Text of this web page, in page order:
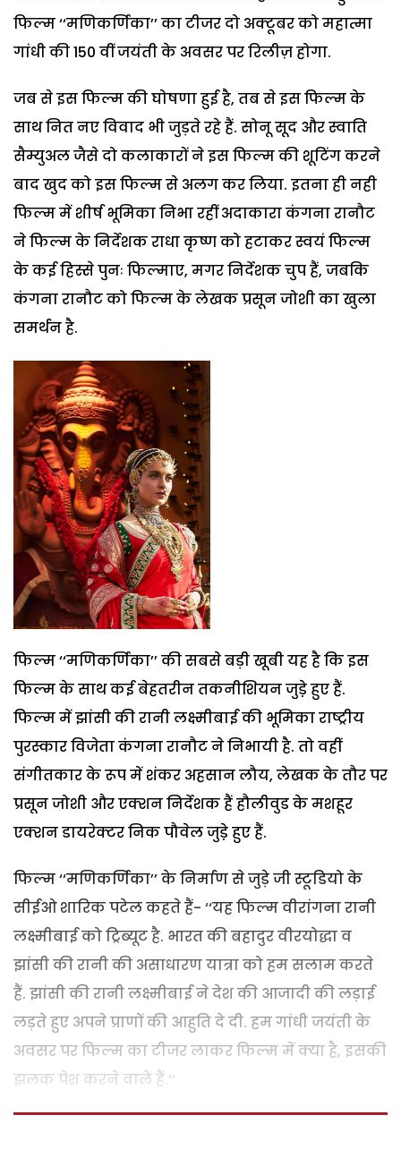
फिल्म ‘‘मणिकर्णिका’’ का टीजर दो अक्टूबर को महात्मा
गांधी की 150 वीं जयंती के अवसर पर रिलीज़ होगा.
जब से इस फिल्म की घोषणा हुई है, तब से इस फिल्म के
साथ नित नए विवाद भी जुड़ते रहे हैं. सोनू सूद और स्वाति
सैम्युअल जैसे दो कलाकारों ने इस फिल्म की शूटिंग करने
बाद खुद को इस फिल्म से अलग कर लिया. इतना ही नही
फिल्म में शीर्ष भूमिका निभा रहीं अदाकारा कंगना रानौट
ने फिल्म के निर्देशक राधा कृष्ण को हटाकर स्वयं फिल्म
के कई हिस्से पुनः फिल्माए, मगर निर्देशक चुप हैं, जबकि
कंगना रानौट को फिल्म के लेखक प्रसून जोशी का खुला
समर्थन है.
फिल्म ‘‘मणिकर्णिका’’ की सबसे बड़ी खूबी यह है कि इस
फिल्म के साथ कई बेहतरीन तकनीशियन जुडे़ हुए हैं.
फिल्म में झांसी की रानी लक्ष्मीबाई की भूमिका राष्ट्रीय
पुरस्कार विजेता कंगना रानौट ने निभायी है. तो वहीं
संगीतकार के रूप में शंकर अहसान लौय, लेखक के तौर पर
प्रसून जोशी और एक्शन निर्देशक हैं हौलीवुड के मशहूर
एक्शन डायरेक्टर निक पौवेल जुडे़ हुए हैं.
फिल्म ‘‘मणिकर्णिका’’ के निर्माण से जुड़े जी स्टूडियो के
सीईओ शारिक पटेल कहते हैं- ‘‘यह फिल्म वीरांगना रानी
लक्ष्मीबाई को ट्रिब्यूट है. भारत की बहादुर वीरयोद्धा व
झांसी की रानी की असाधारण यात्रा को हम सलाम करते
हैं. झांसी की रानी लक्ष्मीबाई ने देश की आजादी की लड़ाई
लड़ते हुए अपने प्राणों की आहुति दे दी. हम गांधी जयंती के
अवसर पर फिल्म का टीजर लाकर फिल्म में क्या है, इसकी
झलक पेश करने वाले हैं.’’